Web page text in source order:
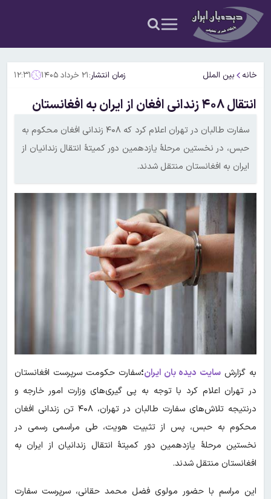
خانه بین الملل زمان انتشار:۲۱ خرداد ۱۴۰۵ ۱۲:۳۱
انتقال ۴۰۸ زندانی افغان از ایران به افغانستان
سفارت طالبان در تهران اعلام کرد که ۴۰۸ زندانی افغان محکوم به
حبس، در نخستین مرحلهٔ یازدهمین دور کمیتهٔ انتقال زندانیان از
ایران به افغانستان منتقل شدند.
به گزارش سایت دیده بان ایران؛سفارت حکومت سرپرست افغانستان
در تهران اعلام کرد با توجه به پی گیری‌های وزارت امور خارجه و
درنتیجه تلاش‌های سفارت طالبان در تهران، ۴۰۸ تن زندانی افغان
محکوم به حبس، پس از تثبیت هویت، طی مراسمی رسمی در
نخستین مرحلهٔ یازدهمین دور کمیتهٔ انتقال زندانیان از ایران به
افغانستان منتقل شدند.
این مراسم با حضور مولوی فضل‌ محمد حقانی، سرپرست سفارت